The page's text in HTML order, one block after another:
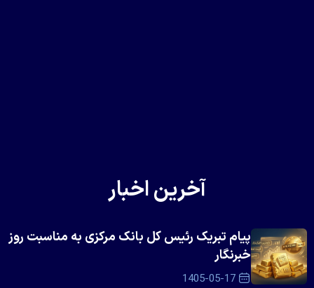
آخرین اخبار
پیام تبریک رئیس کل بانک مرکزی به مناسبت روز
خبرنگار
1405-05-17